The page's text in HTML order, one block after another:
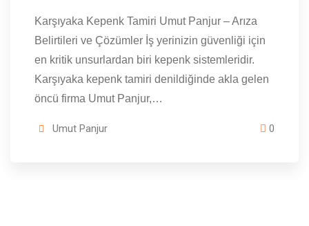
Karşıyaka Kepenk Tamiri Umut Panjur – Arıza
Belirtileri ve Çözümler İş yerinizin güvenliği için
en kritik unsurlardan biri kepenk sistemleridir.
Karşıyaka kepenk tamiri denildiğinde akla gelen
öncü firma Umut Panjur,…
Umut Panjur 0